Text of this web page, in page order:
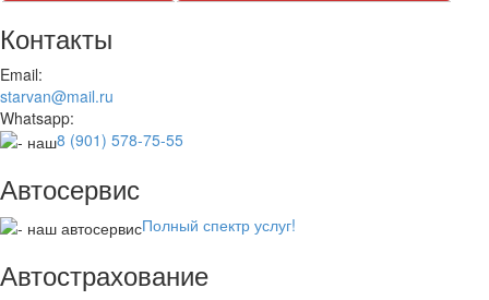
Контакты
Email:
starvan@mail.ru
Whatsapp:
8 (901) 578-75-55
Автосервис
Полный спектр услуг!
Автострахование